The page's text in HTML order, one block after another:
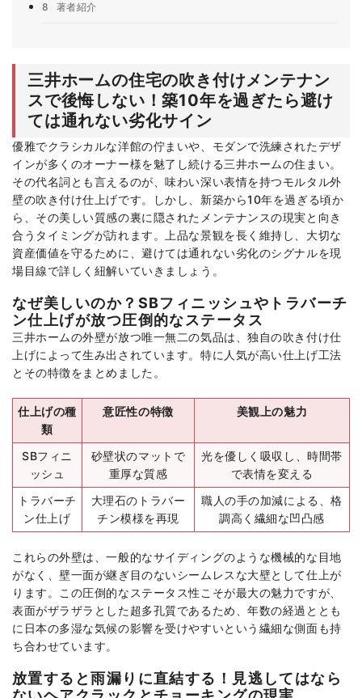
8 著者紹介
三井ホームの住宅の吹き付けメンテナン
スで後悔しない！築10年を過ぎたら避け
ては通れない劣化サイン
優雅でクラシカルな洋館の佇まいや、モダンで洗練されたデザ
インが多くのオーナー様を魅了し続ける三井ホームの住まい。
その代名詞とも言えるのが、味わい深い表情を持つモルタル外
壁の吹き付け仕上げです。しかし、新築から10年を過ぎる頃か
ら、その美しい質感の裏に隠されたメンテナンスの現実と向き
合うタイミングが訪れます。上品な景観を長く維持し、大切な
資産価値を守るために、避けては通れない劣化のシグナルを現
場目線で詳しく紐解いていきましょう。
なぜ美しいのか？SBフィニッシュやトラバーチ
ン仕上げが放つ圧倒的なステータス
三井ホームの外壁が放つ唯一無二の気品は、独自の吹き付け仕
上げによって生み出されています。特に人気が高い仕上げ工法
とその特徴をまとめました。
仕上げの種
類
意匠性の特徴 美観上の魅力
SBフィニ
ッシュ
砂壁状のマットで
重厚な質感
光を優しく吸収し、時間帯
で表情を変える
トラバーチ
ン仕上げ
大理石のトラバー
チン模様を再現
職人の手の加減による、格
調高く繊細な凹凸感
これらの外壁は、一般的なサイディングのような機械的な目地
がなく、壁一面が継ぎ目のないシームレスな大壁として仕上が
ります。この圧倒的なステータス性こそが最大の魅力ですが、
表面がザラザラとした超多孔質であるため、年数の経過ととも
に日本の多湿な気候の影響を受けやすいという繊細な側面も持
ち合わせています。
放置すると雨漏りに直結する！見逃してはなら